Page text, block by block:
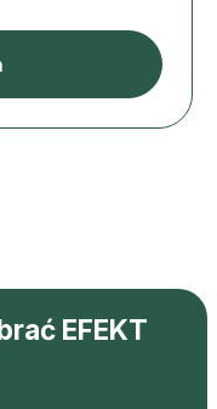
EFEKT